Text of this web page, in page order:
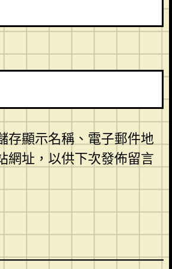
存顯示名稱、電子郵件地
網址，以供下次發佈留言